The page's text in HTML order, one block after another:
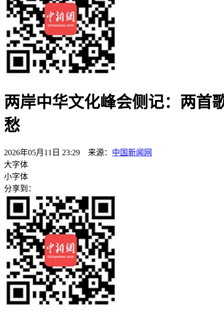
两岸中华文化峰会侧记：两首
愁
2026年05月11日 23:29 来源： 中国新闻网
大字体
小字体
分享到：